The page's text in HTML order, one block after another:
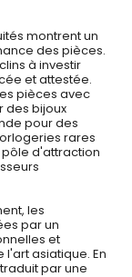
capture
ses pensées,